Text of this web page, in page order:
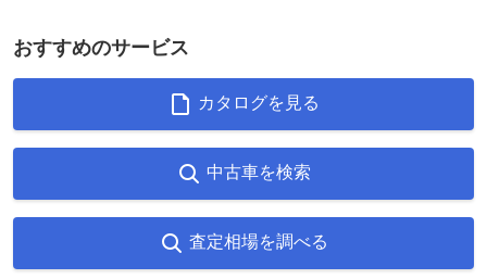
おすすめのサービス
カタログを見る
中古車を検索
査定相場を調べる